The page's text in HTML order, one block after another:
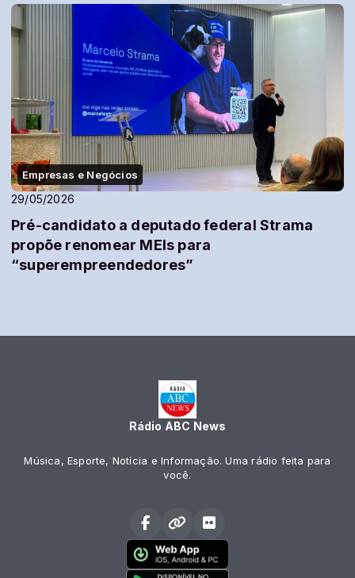
Empresas e Negócios
29/05/2026
Pré-candidato a deputado federal Strama
propõe renomear MEIs para
“superempreendedores”
Rádio ABC News
Música, Esporte, Notícia e Informação. Uma rádio feita para
você.